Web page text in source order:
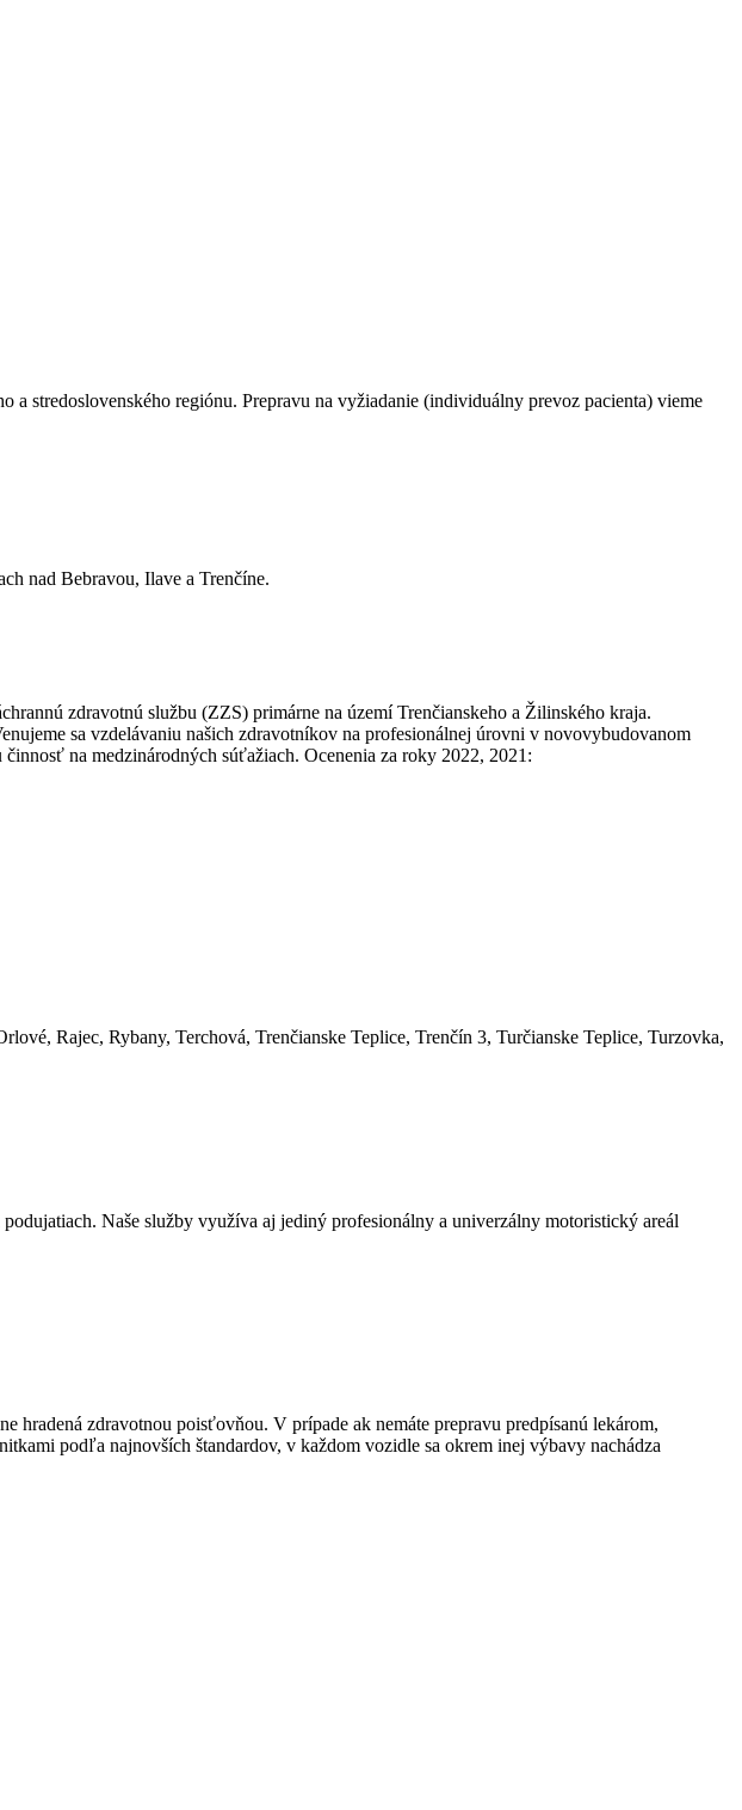
a stredoslovenského regiónu. Prepravu na vyžiadanie (individuálny prevoz pacienta) vieme
nad Bebravou, Ilave a Trenčíne.
zdravotnú službu (ZZS) primárne na území Trenčianskeho a Žilinského kraja.
sa vzdelávaniu našich zdravotníkov na profesionálnej úrovni v novovybudovanom
na medzinárodných súťažiach. Ocenenia za roky 2022, 2021:
Rajec, Rybany, Terchová, Trenčianske Teplice, Trenčín 3, Turčianske Teplice, Turzovka,
Naše služby využíva aj jediný profesionálny a univerzálny motoristický areál
hradená zdravotnou poisťovňou. V prípade ak nemáte prepravu predpísanú lekárom,
podľa najnovších štandardov, v každom vozidle sa okrem inej výbavy nachádza